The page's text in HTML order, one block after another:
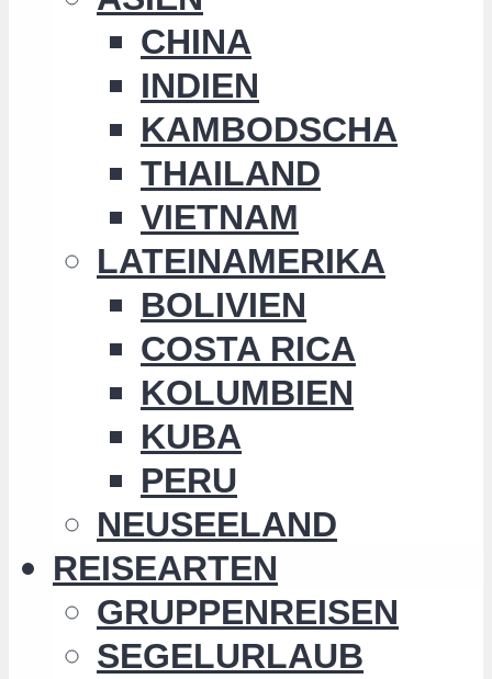
CHINA
INDIEN
KAMBODSCHA
THAILAND
VIETNAM
LATEINAMERIKA
BOLIVIEN
COSTA RICA
KOLUMBIEN
KUBA
PERU
NEUSEELAND
REISEARTEN
GRUPPENREISEN
SEGELURLAUB